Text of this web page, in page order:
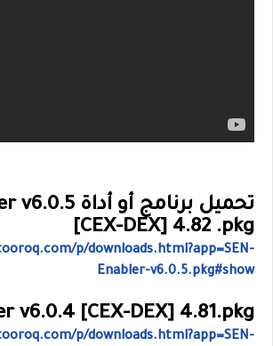
تحميل برنامج أو أداة v6.0.5
[CEX-DEX] 4.82 .pkg
p/downloads.html?app=SEN-
Enabler-v6.0.5.pkg#show
v6.0.4 [CEX-DEX] 4.81.pkg
p/downloads.html?app=SEN-